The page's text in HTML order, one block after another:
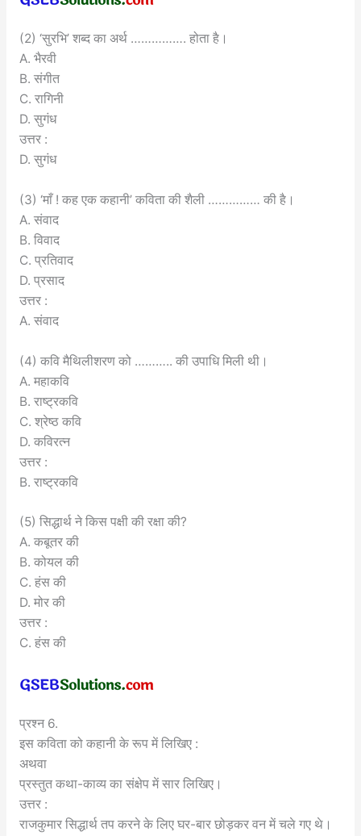
(2) ‘सुरभि’ शब्द का अर्थ ……………. होता है।
A. भैरवी
B. संगीत
C. रागिनी
D. सुगंध
उत्तर :
D. सुगंध
(3) ‘माँ ! कह एक कहानी’ कविता की शैली …………… की है।
A. संवाद
B. विवाद
C. प्रतिवाद
D. प्रसाद
उत्तर :
A. संवाद
(4) कवि मैथिलीशरण को ……….. की उपाधि मिली थी।
A. महाकवि
B. राष्ट्रकवि
C. श्रेष्ठ कवि
D. कविरत्न
उत्तर :
B. राष्ट्रकवि
(5) सिद्धार्थ ने किस पक्षी की रक्षा की?
A. कबूतर की
B. कोयल की
C. हंस की
D. मोर की
उत्तर :
C. हंस की
प्रश्न 6.
इस कविता को कहानी के रूप में लिखिए :
अथवा
प्रस्तुत कथा-काव्य का संक्षेप में सार लिखिए।
उत्तर :
राजकुमार सिद्धार्थ तप करने के लिए घर-बार छोड़कर वन में चले गए थे।